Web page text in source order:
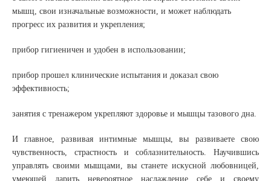
мышц, свои изначальные возможности, и может наблюдать
прогресс их развития и укрепления;
прибор гигиеничен и удобен в использовании;
прибор прошел клинические испытания и доказал свою
эффективность;
занятия с тренажером укрепляют здоровье и мышцы тазового дна.
И главное, развивая интимные мышцы, вы развиваете свою
чувственность, страстность и соблазнительность. Научившись
управлять своими мышцами, вы станете искусной любовницей,
умеющей дарить невероятное наслаждение себе и своему